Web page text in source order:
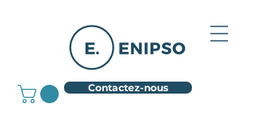
Contactez-nous